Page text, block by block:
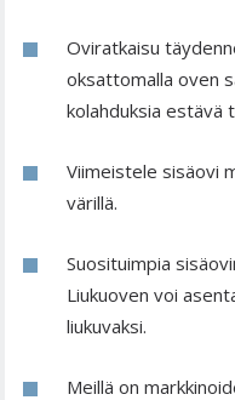
Oviratkaisu
oksattomalla oven
kolahduksia estävä
Viimeistele sisäovi
värillä.
Suosituimpia
Liukuoven voi
liukuvaksi.
Meillä on